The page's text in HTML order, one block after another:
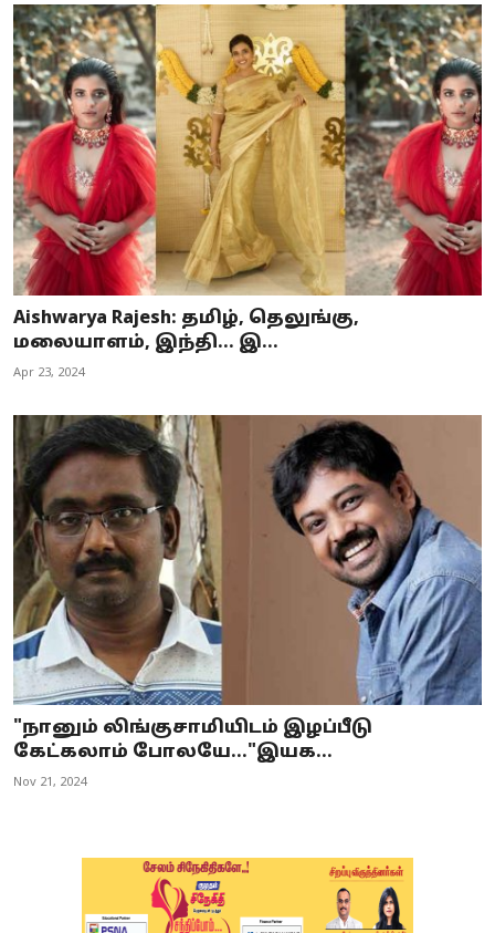
Aishwarya Rajesh: தமிழ், தெலுங்கு,
மலையாளம், இந்தி... இ...
Apr 23, 2024
"நானும் லிங்குசாமியிடம் இழப்பீடு
கேட்கலாம் போலயே..."இயக...
Nov 21, 2024